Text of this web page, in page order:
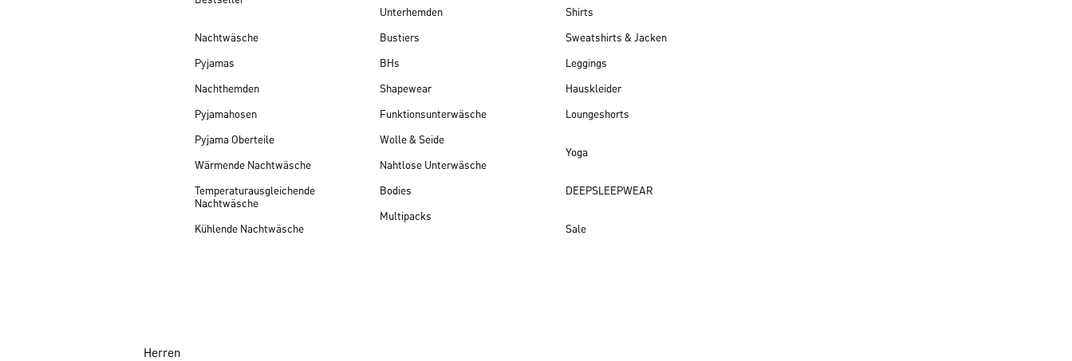
Nachtwäsche
Pyjamas
Nachthemden
Pyjamahosen
Pyjama Oberteile
Wärmende Nachtwäsche
Temperaturausgleichende
Nachtwäsche
Kühlende Nachtwäsche
Unterhemden
Bustiers
BHs
Shapewear
Funktionsunterwäsche
Wolle & Seide
Nahtlose Unterwäsche
Bodies
Multipacks
Shirts
Sweatshirts & Jacken
Leggings
Hauskleider
Loungeshorts
Yoga
DEEPSLEEPWEAR
Sale
Herren